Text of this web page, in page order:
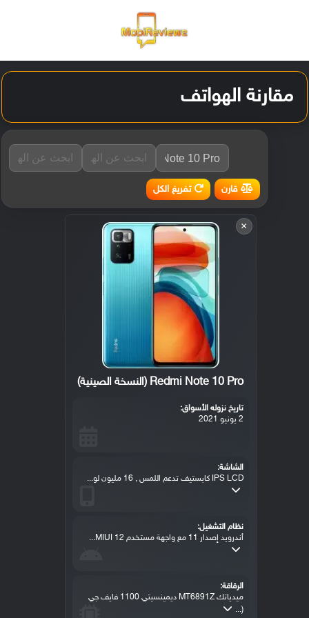
مقارنة الهواتف
قارن تفريغ الكل
×
Redmi Note 10 Pro (النسخة الصينية)
تاريخ نزوله الأسواق:
2 يونيو 2021
الشاشة:
IPS LCD كابستيف تدعم اللمس , 16 مليون لو...
نظام التشغيل:
أندرويد إصدار 11 مع واجهة مستخدم MIUI 12...
الرقاقة:
ميدياتك MT6891Z ديمينسيتي 1100 فايف جي
(...